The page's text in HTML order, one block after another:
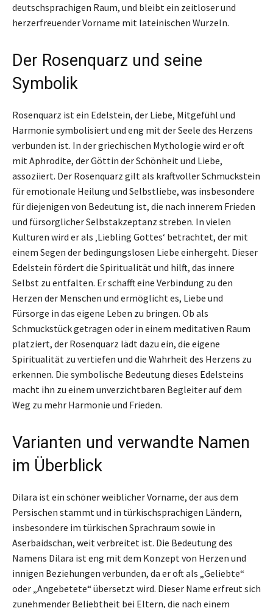
deutschsprachigen Raum, und bleibt ein zeitloser und
herzerfreuender Vorname mit lateinischen Wurzeln.
Der Rosenquarz und seine
Symbolik
Rosenquarz ist ein Edelstein, der Liebe, Mitgefühl und
Harmonie symbolisiert und eng mit der Seele des Herzens
verbunden ist. In der griechischen Mythologie wird er oft
mit Aphrodite, der Göttin der Schönheit und Liebe,
assoziiert. Der Rosenquarz gilt als kraftvoller Schmuckstein
für emotionale Heilung und Selbstliebe, was insbesondere
für diejenigen von Bedeutung ist, die nach innerem Frieden
und fürsorglicher Selbstakzeptanz streben. In vielen
Kulturen wird er als ‚Liebling Gottes‘ betrachtet, der mit
einem Segen der bedingungslosen Liebe einhergeht. Dieser
Edelstein fördert die Spiritualität und hilft, das innere
Selbst zu entfalten. Er schafft eine Verbindung zu den
Herzen der Menschen und ermöglicht es, Liebe und
Fürsorge in das eigene Leben zu bringen. Ob als
Schmuckstück getragen oder in einem meditativen Raum
platziert, der Rosenquarz lädt dazu ein, die eigene
Spiritualität zu vertiefen und die Wahrheit des Herzens zu
erkennen. Die symbolische Bedeutung dieses Edelsteins
macht ihn zu einem unverzichtbaren Begleiter auf dem
Weg zu mehr Harmonie und Frieden.
Varianten und verwandte Namen
im Überblick
Dilara ist ein schöner weiblicher Vorname, der aus dem
Persischen stammt und in türkischsprachigen Ländern,
insbesondere im türkischen Sprachraum sowie in
Aserbaidschan, weit verbreitet ist. Die Bedeutung des
Namens Dilara ist eng mit dem Konzept von Herzen und
innigen Beziehungen verbunden, da er oft als „Geliebte“
oder „Angebetete“ übersetzt wird. Dieser Name erfreut sich
zunehmender Beliebtheit bei Eltern, die nach einem